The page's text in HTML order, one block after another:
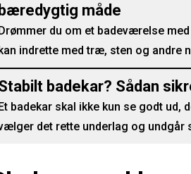
bæredygtig måde
du om et badeværelse
indrette med træ, sten og andre
badekar? Sådan
badekar skal ikke kun se godt
det rette underlag og undgår